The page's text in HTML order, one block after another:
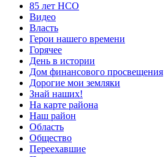
85 лет НСО
Видео
Власть
Герои нашего времени
Горячее
День в истории
Дом финансового просвещения
Дорогие мои земляки
Знай наших!
На карте района
Наш район
Область
Общество
Переехавшие